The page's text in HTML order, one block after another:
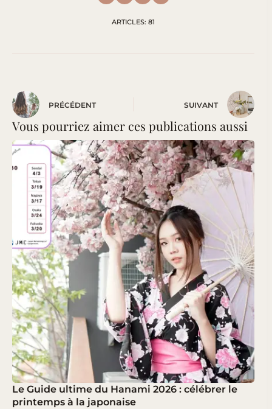
ARTICLES: 81
PRÉCÉDENT SUIVANT
Vous pourriez aimer ces publications aussi
Le Guide ultime du Hanami 2026 : célébrer le
printemps à la japonaise